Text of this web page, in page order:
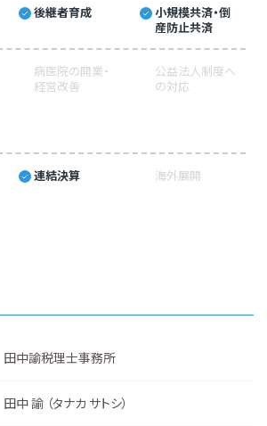
後継者育成
小規模共済・倒
産防止共済
病医院の開業・
経営改善
公益法人制度へ
の対応
連結決算 海外展開
田中諭税理士事務所
田中 諭 （タナカ サトシ）